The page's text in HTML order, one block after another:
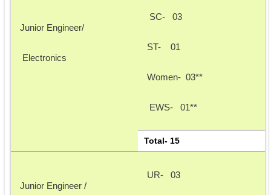
Junior Engineer/
Electronics
SC-   03
ST-    01
Women-  03**
EWS-   01**
Total- 15
Junior Engineer /
UR-   03